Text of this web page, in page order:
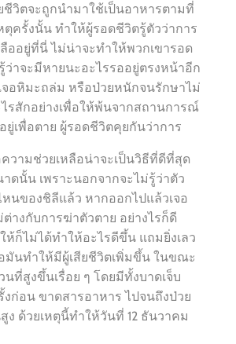
ชีวิตจะถูกนำมาใช้เป็นอาหารตามที่
ตุครั้งนั้น ทำให้ผู้รอดชีวิตรู้ตัวว่าการ
ออยู่ที่นี่ ไม่น่าจะทำให้พวกเขารอด
ว่าจะมีหายนะอะไรรออยู่ตรงหน้าอีก
จอหิมะถล่ม หรือป่วยหนักจนรักษาไม่
รสักอย่างเพื่อให้พ้นจากสถานการณ์
ยู่เพื่อตาย ผู้รอดชีวิตคุยกันว่าการ
วามช่วยเหลือน่าจะเป็นวิธีที่ดีที่สุด
ดนั้น เพราะนอกจากจะไม่รู้ว่าตัว
หนของชิลีแล้ว หากออกไปแล้วเจอ
างกับการฆ่าตัวตาย อย่างไรก็ดี
ห้ก็ไม่ได้ทำให้อะไรดีขึ้น แถมยิ่งเลว
อมันทำให้มีผู้เสียชีวิตเพิ่มขึ้น ในขณะ
ที่สูงขึ้นเรื่อย ๆ โดยมีทั้งบาดเจ็บ
ก่อน ขาดสารอาหาร ไปจนถึงป่วย
ง ด้วยเหตุนี้ทำให้วันที่ 12 ธันวาคม